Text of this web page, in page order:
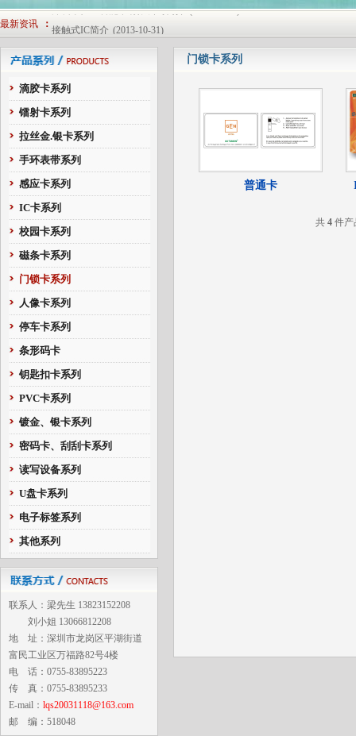
最新资讯 ： 接触式IC简介
(2013-10-31)
非接触式IC卡简介 (2013-10-31)
磁卡简介 (2013-10-31)
非接触式ID卡
非接触式Mifare1 IC卡
深圳市恒生智能卡有限公司简介
(2013-10-31)
滴胶卡系列
镭射卡系列
拉丝金.银卡系列
手环表带系列
感应卡系列
IC卡系列
校园卡系列
磁条卡系列
门锁卡系列
人像卡系列
停车卡系列
条形码卡
钥匙扣卡系列
PVC卡系列
镀金、银卡系列
密码卡、刮刮卡系列
读写设备系列
U盘卡系列
电子标签系列
其他系列
联系人：梁先生 13823152208
刘小姐 13066812208
地 址：深圳市龙岗区平湖街道
富民工业区万福路82号4楼
电 话：0755-83895223
传 真：0755-83895233
E-mail： lqs20031118@163.com
邮 编：518048
门锁卡系列
普通卡
共 4 件产